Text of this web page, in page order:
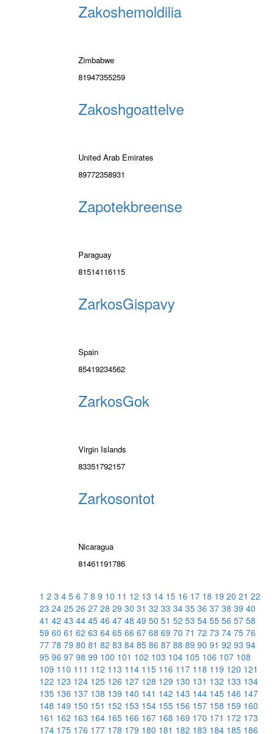
Zakoshemoldilia
Zimbabwe
81947355259
Zakoshgoattelve
United Arab Emirates
89772358931
Zapotekbreense
Paraguay
81514116115
ZarkosGispavy
Spain
85419234562
ZarkosGok
Virgin Islands
83351792157
Zarkosontot
Nicaragua
81461191786
1 2 3 4 5 6 7 8 9 10 11 12 13 14 15 16 17 18 19 20 21 22
23 24 25 26 27 28 29 30 31 32 33 34 35 36 37 38 39 40
41 42 43 44 45 46 47 48 49 50 51 52 53 54 55 56 57 58
59 60 61 62 63 64 65 66 67 68 69 70 71 72 73 74 75 76
77 78 79 80 81 82 83 84 85 86 87 88 89 90 91 92 93 94
95 96 97 98 99 100 101 102 103 104 105 106 107 108
109 110 111 112 113 114 115 116 117 118 119 120 121
122 123 124 125 126 127 128 129 130 131 132 133 134
135 136 137 138 139 140 141 142 143 144 145 146 147
148 149 150 151 152 153 154 155 156 157 158 159 160
161 162 163 164 165 166 167 168 169 170 171 172 173
174 175 176 177 178 179 180 181 182 183 184 185 186